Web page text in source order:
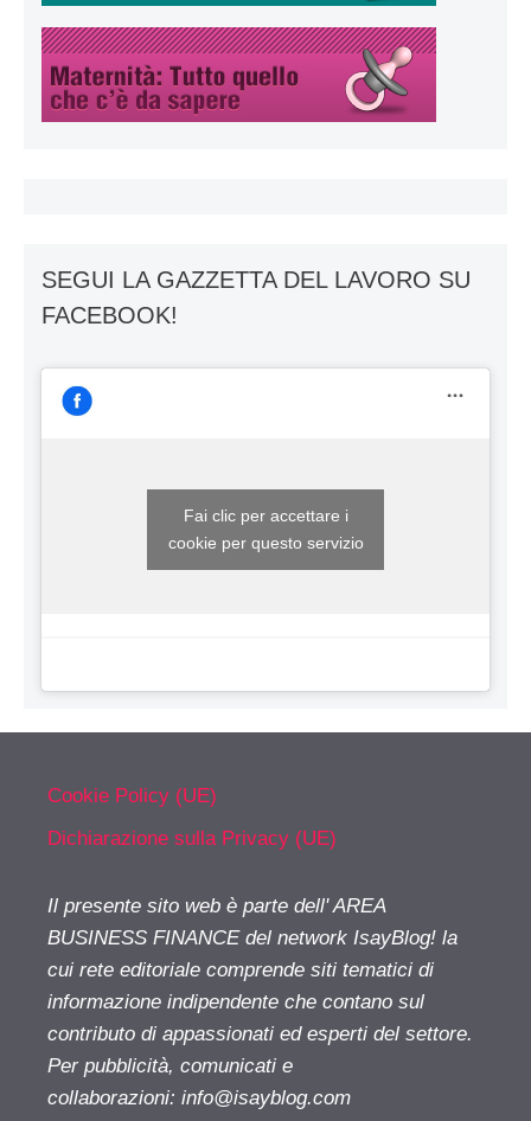
SEGUI LA GAZZETTA DEL LAVORO SU
FACEBOOK!
Fai clic per accettare i
cookie per questo servizio
Cookie Policy (UE)
Dichiarazione sulla Privacy (UE)
Il presente sito web è parte dell' AREA
BUSINESS FINANCE del network IsayBlog! la
cui rete editoriale comprende siti tematici di
informazione indipendente che contano sul
contributo di appassionati ed esperti del settore.
Per pubblicità, comunicati e
collaborazioni: info@isayblog.com